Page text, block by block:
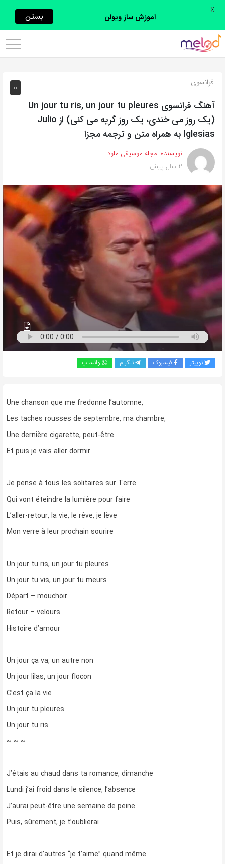
اشتراک
با
روش‌های
زیر
می‌توانید
صفحه
را
با
دوستان
خود
به
اشتراک
بگذارید.
کپی
لینک
0 فرانسوی
آهنگ فرانسوی Un jour tu ris, un jour tu pleures
(یک روز می خندی، یک روز گریه می کنی) از Julio
Iglesias به همراه متن و ترجمه مجزا
نویسنده: مجله موسیقی ملود
2 سال پیش
توییتر فیسبوک تلگرام واتساپ
Une chanson que me fredonne l’automne,
Les taches rousses de septembre, ma chambre,
Une dernière cigarette, peut-être
Et puis je vais aller dormir
Je pense à tous les solitaires sur Terre
Qui vont éteindre la lumière pour faire
L’aller-retour, la vie, le rêve, je lève
Mon verre à leur prochain sourire
Un jour tu ris, un jour tu pleures
Un jour tu vis, un jour tu meurs
Départ – mouchoir
Retour – velours
Histoire d’amour
Un jour ça va, un autre non
Un jour lilas, un jour flocon
C’est ça la vie
Un jour tu pleures
Un jour tu ris
~ ~ ~
J’étais au chaud dans ta romance, dimanche
Lundi j’ai froid dans le silence, l’absence
J’aurai peut-être une semaine de peine
Puis, sûrement, je t’oublierai
Et je dirai d’autres “je t’aime” quand même
آموزش ساز ویولن بستن X